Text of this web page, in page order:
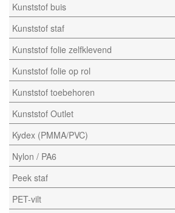
Kunststof buis
Kunststof staf
Kunststof folie zelfklevend
Kunststof folie op rol
Kunststof toebehoren
Kunststof Outlet
Kydex (PMMA/PVC)
Nylon / PA6
Peek staf
PET-vilt